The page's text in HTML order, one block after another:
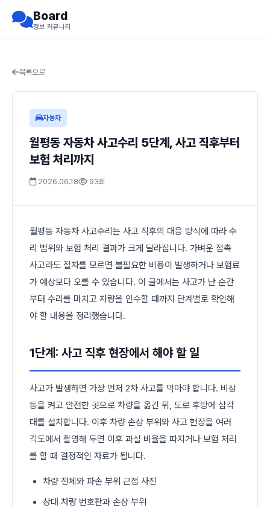
Board
정보 커뮤니티
목록으로
자동차
월평동 자동차 사고수리 5단계, 사고 직후부터
보험 처리까지
2026.06.18 93회
월평동 자동차 사고수리는 사고 직후의 대응 방식에 따라 수
리 범위와 보험 처리 결과가 크게 달라집니다. 가벼운 접촉
사고라도 절차를 모르면 불필요한 비용이 발생하거나 보험료
가 예상보다 오를 수 있습니다. 이 글에서는 사고가 난 순간
부터 수리를 마치고 차량을 인수할 때까지 단계별로 확인해
야 할 내용을 정리했습니다.
1단계: 사고 직후 현장에서 해야 할 일
사고가 발생하면 가장 먼저 2차 사고를 막아야 합니다. 비상
등을 켜고 안전한 곳으로 차량을 옮긴 뒤, 도로 후방에 삼각
대를 설치합니다. 이후 차량 손상 부위와 사고 현장을 여러
각도에서 촬영해 두면 이후 과실 비율을 따지거나 보험 처리
를 할 때 결정적인 자료가 됩니다.
차량 전체와 파손 부위 근접 사진
상대 차량 번호판과 손상 부위